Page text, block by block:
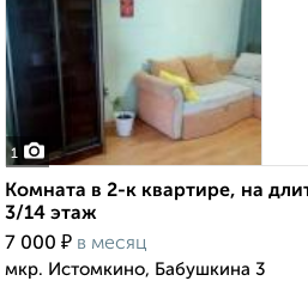
1
Комната в 2-к квартире, на
3/14 этаж
7 000 ₽ в месяц
мкр. Истомкино, Бабушкина 3